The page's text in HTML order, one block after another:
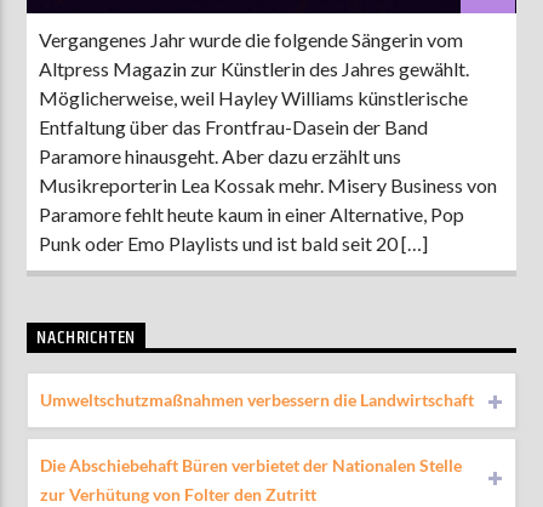
Vergangenes Jahr wurde die folgende Sängerin vom
Altpress Magazin zur Künstlerin des Jahres gewählt.
Möglicherweise, weil Hayley Williams künstlerische
Entfaltung über das Frontfrau-Dasein der Band
Paramore hinausgeht. Aber dazu erzählt uns
Musikreporterin Lea Kossak mehr. Misery Business von
Paramore fehlt heute kaum in einer Alternative, Pop
Punk oder Emo Playlists und ist bald seit 20 […]
NACHRICHTEN
Umweltschutzmaßnahmen verbessern die Landwirtschaft
Die Abschiebehaft Büren verbietet der Nationalen Stelle
zur Verhütung von Folter den Zutritt